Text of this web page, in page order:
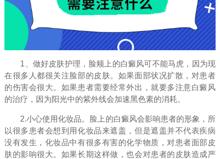
1、做好皮肤护理，脸颊上的白癜风可不能马虎，因为现
在很多人都很关注脸部的皮肤。如果面部状况扩散，对患者
的伤害会很大。如果患者需要经常外出，就要多注意白癜风
的治疗，因为阳光中的紫外线会加速黑色素的消耗。
2.小心使用化妆品。脸上的白癜风会影响患者的形象，所
以很多患者会想到用化妆品来遮盖，但是遮盖并不代表疾病
没有发生，化妆品中有很多有害的化学物质，对患者面部皮
肤的影响很大。如果长期这样做，也会对患者的皮肤造成严